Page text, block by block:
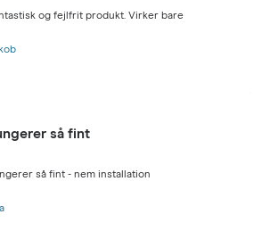
og fejlfrit produkt. Virker bare
så fint
så fint - nem installation